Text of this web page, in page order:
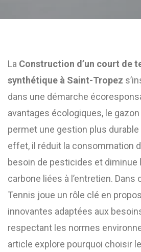
La Construction d’un court de
synthétique à Saint-Tropez
dans une démarche
avantages écologiques, le
permet une gestion plus
effet, il réduit la consommation
besoin de pesticides et diminue
carbone liées à l’entretien.
Tennis joue un rôle clé en
innovantes adaptées aux
respectant les normes
article explore pourquoi choisir